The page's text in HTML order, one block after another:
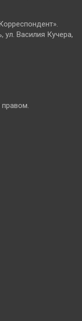
ул. Василия Кучера,